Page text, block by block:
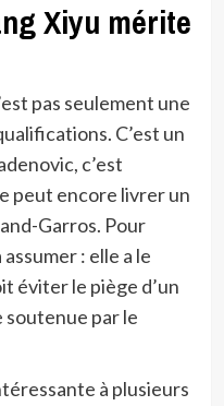
Xiyu mérite
pas seulement une
C’est un
c’est
peut encore livrer un
Garros. Pour
: elle a le
éviter le piège d’un
soutenue par le
à plusieurs